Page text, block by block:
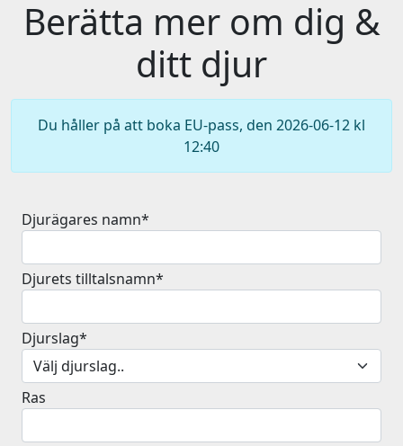
Berätta mer om dig &
ditt djur
Du håller på att boka EU-pass, den 2026-06-12 kl
12:40
Djurägares namn*
Djurets tilltalsnamn*
Djurslag*
Ras